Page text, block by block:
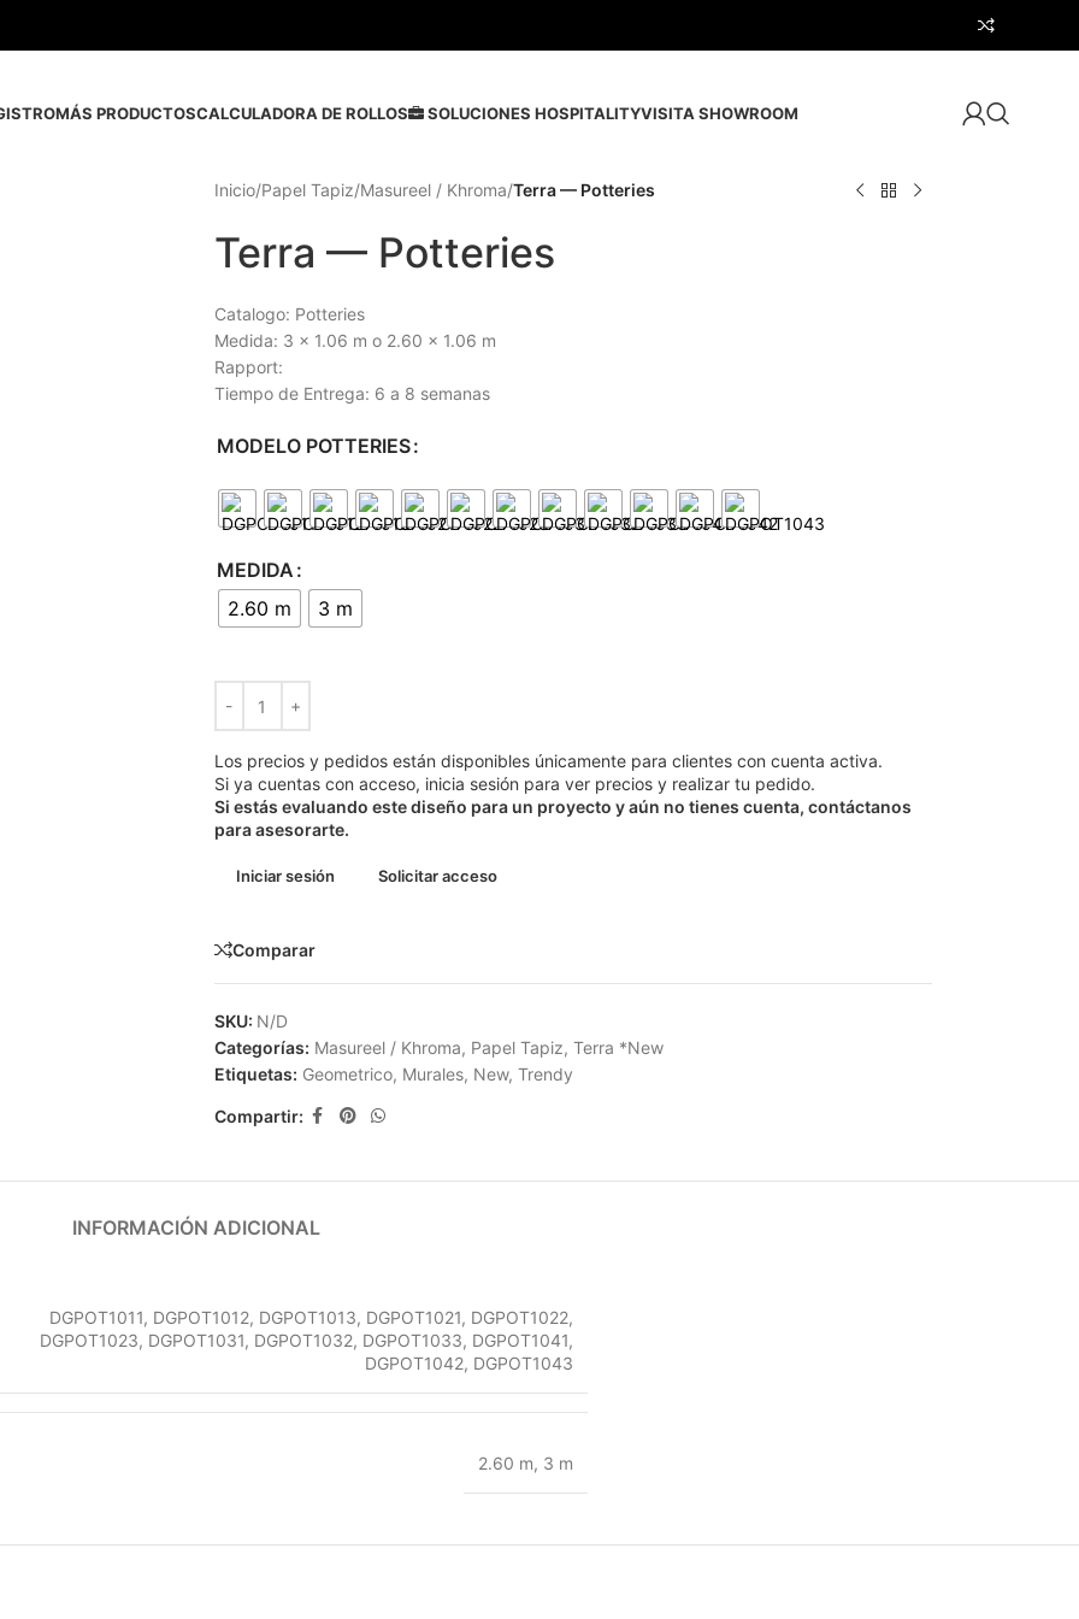
MÁS PRODUCTOSCALCULADORA DE ROLLOS SOLUCIONES HOSPITALITYVISITA SHOWROOM
Inicio/Papel Tapiz/Masureel / Khroma/Terra — Potteries
Terra — Potteries
Catalogo: Potteries
Medida: 3 x 1.06 m o 2.60 x 1.06 m
Rapport:
Tiempo de Entrega: 6 a 8 semanas
MODELO POTTERIES
MEDIDA
2.60 m
3 m
Los precios y pedidos están disponibles únicamente para clientes con cuenta activa.
Si ya cuentas con acceso, inicia sesión para ver precios y realizar tu pedido.
Si estás evaluando este diseño para un proyecto y aún no tienes cuenta, contáctanos
para asesorarte.
Iniciar sesión Solicitar acceso
Comparar
SKU: N/D
Categorías: Masureel / Khroma, Papel Tapiz, Terra *New
Etiquetas: Geometrico, Murales, New, Trendy
Compartir:
INFORMACIÓN ADICIONAL
DGPOT1011, DGPOT1012, DGPOT1013, DGPOT1021, DGPOT1022,
DGPOT1023, DGPOT1031, DGPOT1032, DGPOT1033, DGPOT1041,
DGPOT1042, DGPOT1043
2.60 m, 3 m